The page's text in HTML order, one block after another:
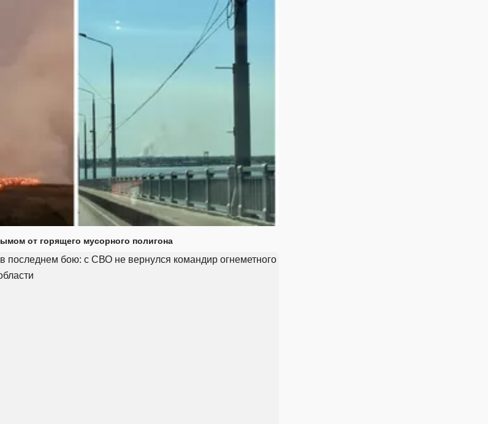
от горящего мусорного полигона